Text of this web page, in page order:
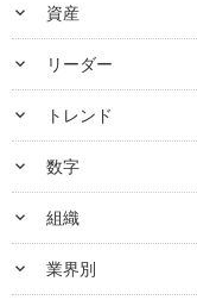
keyboard_arrow_down 資産
keyboard_arrow_down リーダー
keyboard_arrow_down トレンド
keyboard_arrow_down 数字
keyboard_arrow_down 組織
keyboard_arrow_down 業界別